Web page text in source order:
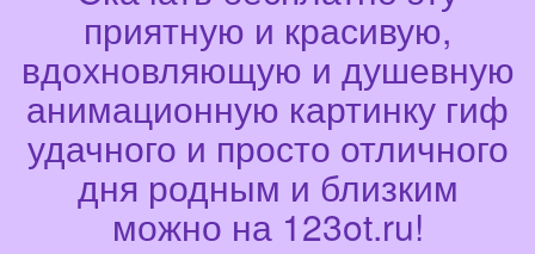
приятную и красивую,
вдохновляющую и душевную
анимационную картинку гиф
удачного и просто отличного
дня родным и близким
можно на 123ot.ru!